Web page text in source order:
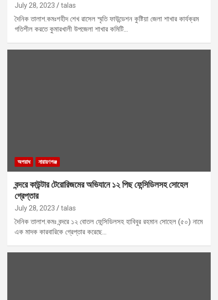
July 28, 2023 talas
দৈনিক তালাশ.কমঃশহীদ শেখ রাসেল স্মৃতি ফাউন্ডেশন কুষ্টিয়া জেলা শাখার কার্যক্রম
গতিশীল করতে কুমারখালী উপজেলা শাখার কমিটি…
অপরাধ নারায়ণগঞ্জ
বন্দরে কাউন্টার টেরোরিজমের অভিযানে ১২ পিছ ফেন্সিডিলসহ সোহেল
গ্রেপ্তার
July 28, 2023 talas
দৈনিক তালাশ.কমঃ বন্দরে ১২ বোতল ফেন্সিডিলসহ হাবিবুর রহমান সোহেল (৫০) নামে
এক মাদক কারবারিকে গ্রেপ্তার করেছে…